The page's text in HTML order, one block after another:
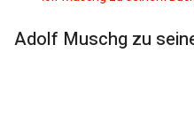
Adolf Muschg zu